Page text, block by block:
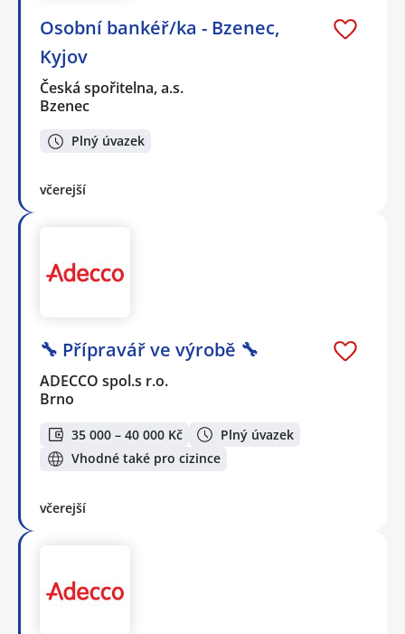
Osobní bankéř/ka - Bzenec,
Kyjov
Česká spořitelna, a.s.
Bzenec
Plný úvazek
včerejší
🔧 Přípravář ve výrobě 🔧
ADECCO spol.s r.o.
Brno
35 000 – 40 000 Kč
Plný úvazek
Vhodné také pro cizince
včerejší